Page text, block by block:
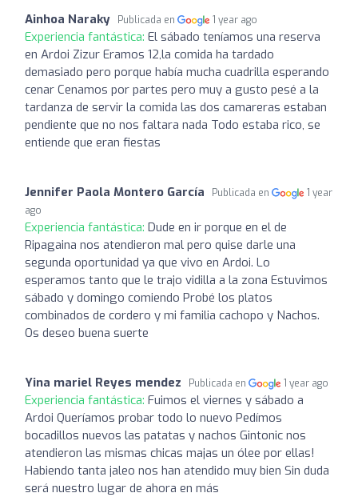
Ainhoa Naraky Publicada en 1 year ago
Experiencia fantástica: El sábado teníamos una reserva
en Ardoi Zizur Eramos 12,la comida ha tardado
demasiado pero porque había mucha cuadrilla esperando
cenar Cenamos por partes pero muy a gusto pesé a la
tardanza de servir la comida las dos camareras estaban
pendiente que no nos faltara nada Todo estaba rico, se
entiende que eran fiestas
Jennifer Paola Montero García Publicada en
1 year
ago
Experiencia fantástica: Dude en ir porque en el de
Ripagaina nos atendieron mal pero quise darle una
segunda oportunidad ya que vivo en Ardoi. Lo
esperamos tanto que le trajo vidilla a la zona Estuvimos
sábado y domingo comiendo Probé los platos
combinados de cordero y mi familia cachopo y Nachos.
Os deseo buena suerte
Yina mariel Reyes mendez Publicada en 1 year ago
Experiencia fantástica: Fuimos el viernes y sábado a
Ardoi Queríamos probar todo lo nuevo Pedímos
bocadillos nuevos las patatas y nachos Gintonic nos
atendieron las mismas chicas majas un ólee por ellas!
Habiendo tanta jaleo nos han atendido muy bien Sin duda
será nuestro lugar de ahora en más